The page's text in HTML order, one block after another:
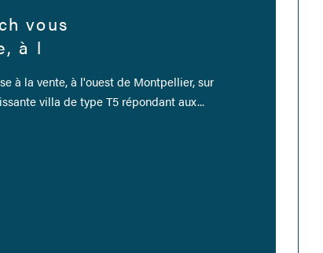
vous
à l
à la vente, à l'ouest de Montpellier, sur
villa de type T5 répondant aux...